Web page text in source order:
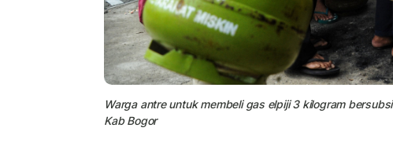
Warga antre untuk membeli gas elpiji 3 kilogram
Kab Bogor